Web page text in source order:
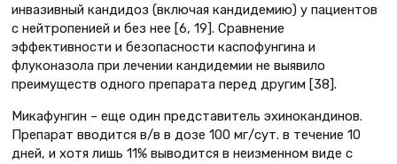
инвазивный кандидоз (включая кандидемию) у пациентов
с нейтропенией и без нее [6, 19]. Сравнение
эффективности и безопасности каспофунгина и
флуконазола при лечении кандидемии не выявило
преимуществ одного препарата перед другим [38].
Микафунгин – еще один представитель эхинокандинов.
Препарат вводится в/в в дозе 100 мг/сут. в течение 10
дней, и хотя лишь 11% выводится в неизменном виде с